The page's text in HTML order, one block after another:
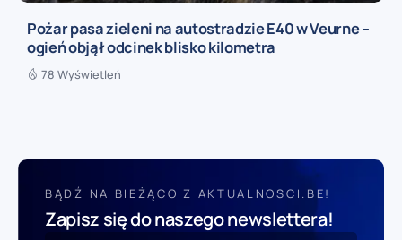
Pożar pasa zieleni na autostradzie E40 w Veurne –
ogień objął odcinek blisko kilometra
78 Wyświetleń
BĄDŹ NA BIEŻĄCO Z AKTUALNOSCI.BE!
Zapisz się do naszego newslettera!